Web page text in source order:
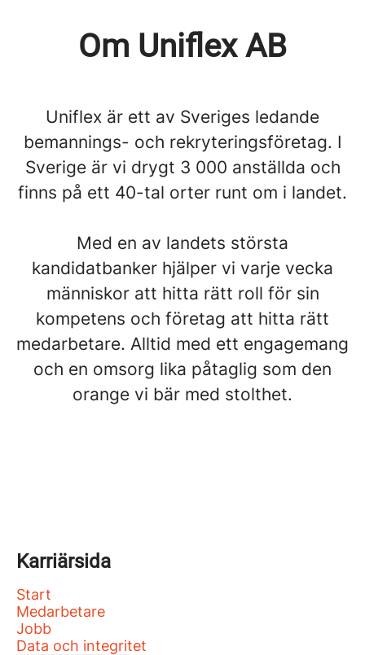
Om Uniflex AB
Uniflex är ett av Sveriges ledande
bemannings- och rekryteringsföretag. I
Sverige är vi drygt 3 000 anställda och
finns på ett 40-tal orter runt om i landet.
Med en av landets största
kandidatbanker hjälper vi varje vecka
människor att hitta rätt roll för sin
kompetens och företag att hitta rätt
medarbetare. Alltid med ett engagemang
och en omsorg lika påtaglig som den
orange vi bär med stolthet.
Karriärsida
Start
Medarbetare
Jobb
Data och integritet